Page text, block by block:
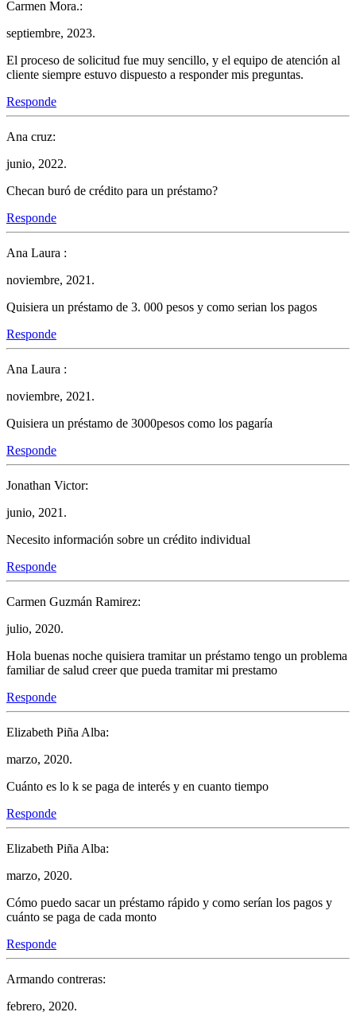
Carmen Mora.:
septiembre, 2023.
El proceso de solicitud fue muy sencillo, y el equipo de atención al
cliente siempre estuvo dispuesto a responder mis preguntas.
Responde
Ana cruz:
junio, 2022.
Checan buró de crédito para un préstamo?
Responde
Ana Laura :
noviembre, 2021.
Quisiera un préstamo de 3. 000 pesos y como serian los pagos
Responde
Ana Laura :
noviembre, 2021.
Quisiera un préstamo de 3000pesos como los pagaría
Responde
Jonathan Victor:
junio, 2021.
Necesito información sobre un crédito individual
Responde
Carmen Guzmán Ramirez:
julio, 2020.
Hola buenas noche quisiera tramitar un préstamo tengo un problema
familiar de salud creer que pueda tramitar mi prestamo
Responde
Elizabeth Piña Alba:
marzo, 2020.
Cuánto es lo k se paga de interés y en cuanto tiempo
Responde
Elizabeth Piña Alba:
marzo, 2020.
Cómo puedo sacar un préstamo rápido y como serían los pagos y
cuánto se paga de cada monto
Responde
Armando contreras:
febrero, 2020.